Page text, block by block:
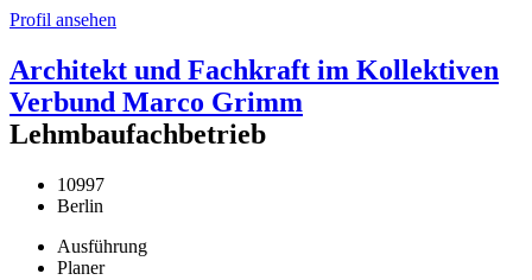
Profil ansehen
Architekt und Fachkraft im Kollektiven
Verbund Marco Grimm
Lehmbaufachbetrieb
10997
Berlin
Ausführung
Planer